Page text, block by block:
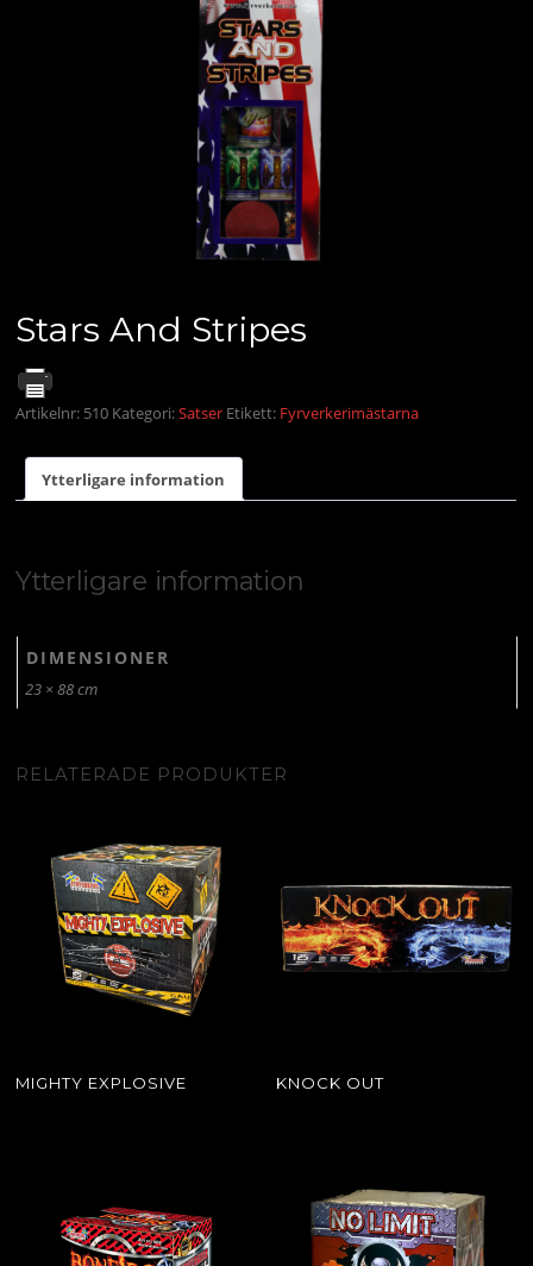
Stars And Stripes
Artikelnr: 510 Kategori:Satser Etikett: Fyrverkerimästarna
Ytterligare information
Ytterligare information
DIMENSIONER
23 × 88 cm
RELATERADE PRODUKTER
MIGHTY EXPLOSIVE KNOCK OUT